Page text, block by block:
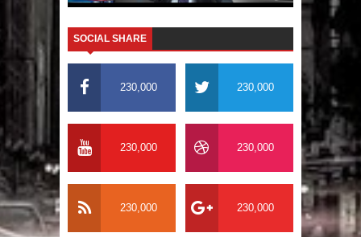
domingo una dirección de hombres
SOCIAL SHARE
230,000 230,000
230,000 230,000
230,000 230,000